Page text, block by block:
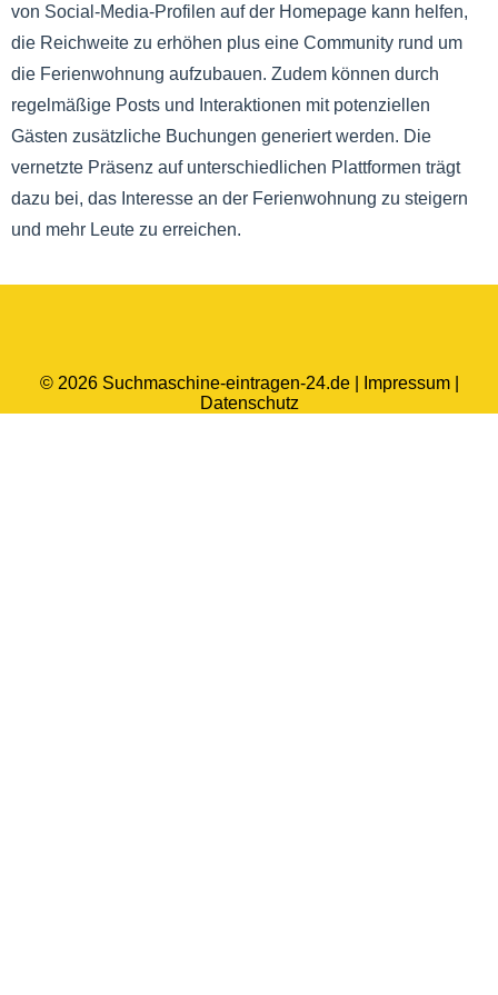
von Social-Media-Profilen auf der Homepage kann helfen,
die Reichweite zu erhöhen plus eine Community rund um
die Ferienwohnung aufzubauen. Zudem können durch
regelmäßige Posts und Interaktionen mit potenziellen
Gästen zusätzliche Buchungen generiert werden. Die
vernetzte Präsenz auf unterschiedlichen Plattformen trägt
dazu bei, das Interesse an der Ferienwohnung zu steigern
und mehr Leute zu erreichen.
© 2026 Suchmaschine-eintragen-24.de | Impressum|
Datenschutz